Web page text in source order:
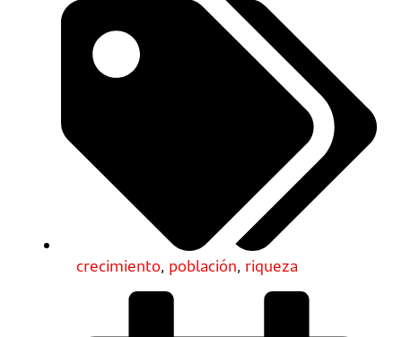
crecimiento, población, riqueza